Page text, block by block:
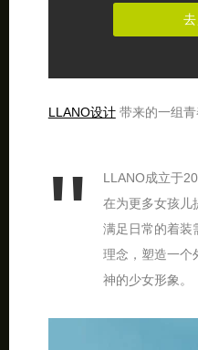
LLANO设计带来的一组青
LLANO成立于
在为更多女孩儿
满足日常的着装
理念，塑造一个
神的少女形象。